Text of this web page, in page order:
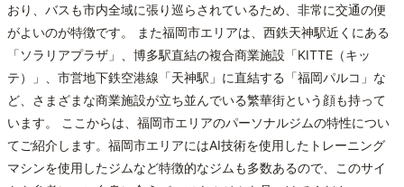
おり、バスも市内全域に張り巡らされているため、非常に交通の便
がよいのが特徴です。 また福岡市エリアは、西鉄天神駅近くにある
「ソラリアプラザ」、博多駅直結の複合商業施設「KITTE（キッ
テ）」、市営地下鉄空港線「天神駅」に直結する「福岡パルコ」な
ど、さまざまな商業施設が立ち並んでいる繁華街という顔も持って
います。 ここからは、福岡市エリアのパーソナルジムの特性につい
てご紹介します。福岡市エリアにはAI技術を使用したトレーニング
マシンを使用したジムなど特徴的なジムも多数あるので、このサイ